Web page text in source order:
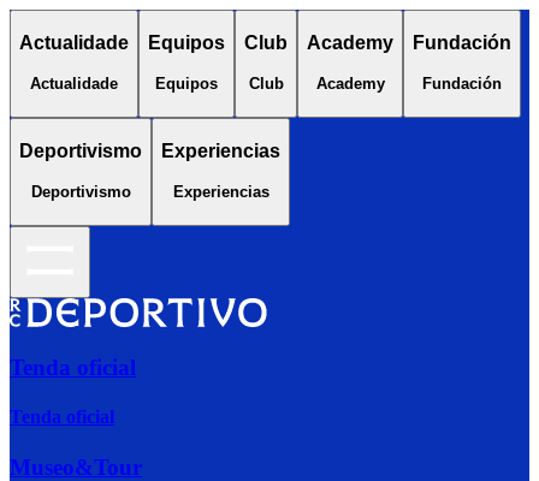
Actualidade
Actualidade
Equipos
Equipos
Club
Club
Academy
Academy
Fundación
Fundación
Deportivismo
Deportivismo
Experiencias
Experiencias
Tenda oficial
Tenda oficial
Museo&Tour